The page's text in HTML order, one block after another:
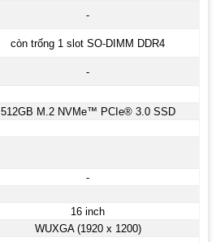
-
còn trống 1 slot SO-DIMM DDR4
-
512GB M.2 NVMe™ PCIe® 3.0 SSD
-
16 inch
WUXGA (1920 x 1200)